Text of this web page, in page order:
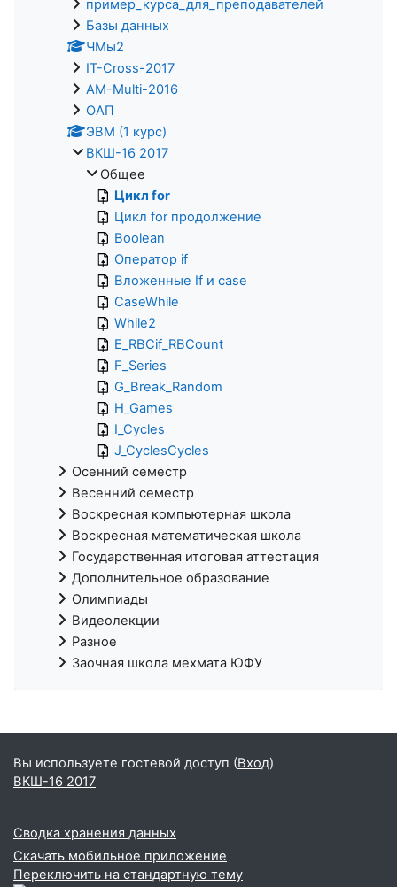
пример_курса_для_преподавателей
Базы данных
ЧМы2
IT-Cross-2017
AM-Multi-2016
ОАП
ЭВМ (1 курс)
ВКШ-16 2017
Общее
Цикл for
Цикл for продолжение
Boolean
Оператор if
Вложенные If и case
CaseWhile
While2
E_RBCif_RBCount
F_Series
G_Break_Random
H_Games
I_Cycles
J_CyclesCycles
Осенний семестр
Весенний семестр
Воскресная компьютерная школа
Воскресная математическая школа
Государственная итоговая аттестация
Дополнительное образование
Олимпиады
Видеолекции
Разное
Заочная школа мехмата ЮФУ
Вы используете гостевой доступ (Вход)
ВКШ-16 2017
Сводка хранения данных
Скачать мобильное приложение
Переключить на стандартную тему